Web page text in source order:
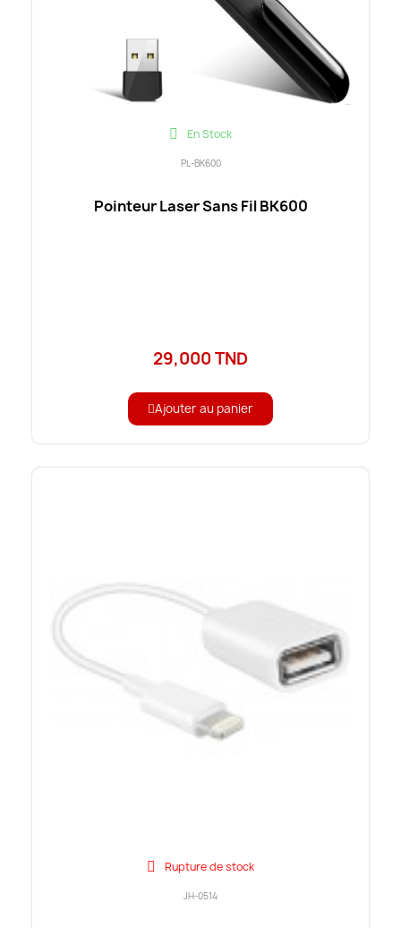
En Stock
PL-BK600
Pointeur Laser Sans Fil BK600
29,000 TND
Ajouter au panier
Rupture de stock
JH-0514